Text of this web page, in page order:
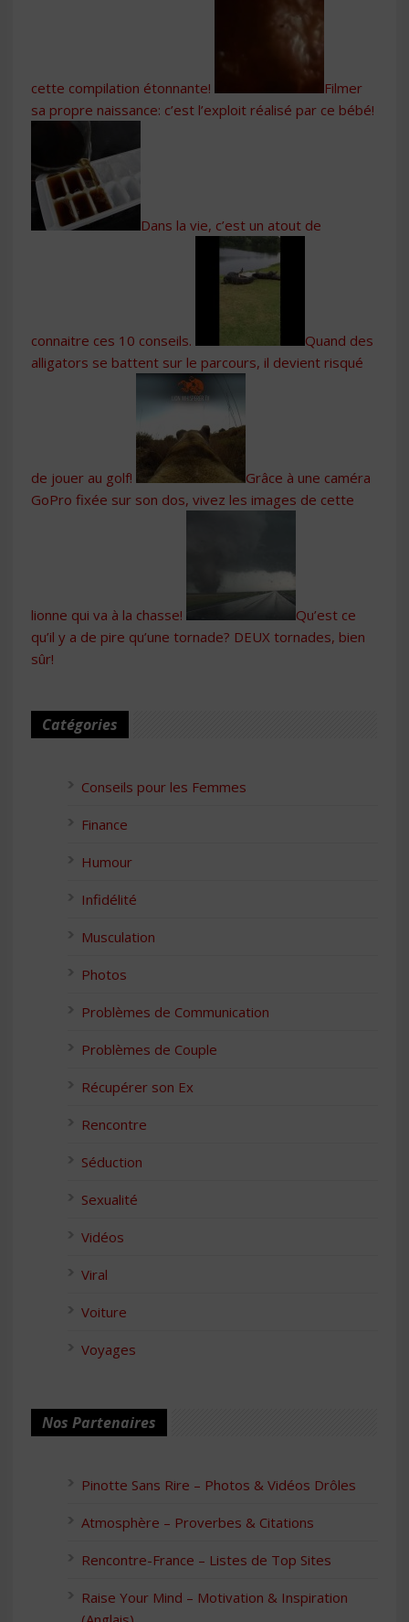
cette compilation étonnante!
Filmer
sa propre naissance: c’est l’exploit réalisé par ce bébé!
Dans la vie, c’est un atout de
connaitre ces 10 conseils.
Quand des
alligators se battent sur le parcours, il devient risqué
de jouer au golf!
Grâce à une caméra
GoPro fixée sur son dos, vivez les images de cette
lionne qui va à la chasse!
Qu’est ce
qu’il y a de pire qu’une tornade? DEUX tornades, bien
sûr!
Catégories
Conseils pour les Femmes
Finance
Humour
Infidélité
Musculation
Photos
Problèmes de Communication
Problèmes de Couple
Récupérer son Ex
Rencontre
Séduction
Sexualité
Vidéos
Viral
Voiture
Voyages
Nos Partenaires
Pinotte Sans Rire – Photos & Vidéos Drôles
Atmosphère – Proverbes & Citations
Rencontre-France – Listes de Top Sites
Raise Your Mind – Motivation & Inspiration